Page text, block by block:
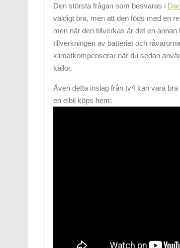
Den största frågan som besvaras i
väldigt bra, men att den föds med en
men när den tillverkas är det en
tillverkningen av batteriet och
klimatkompenserar när du sedan
källor.
Även detta inslag från tv4 kan vara
en elbil köps hem: